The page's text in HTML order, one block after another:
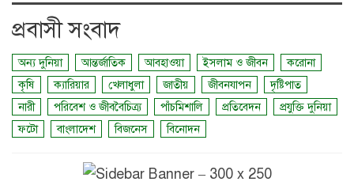
প্রবাসী সংবাদ
অন্য দুনিয়া আন্তর্জাতিক আবহাওয়া ইসলাম ও জীবন
করোনা
কৃষি
ক্যারিয়ার খেলাধুলা জাতীয় জীবনযাপন
দৃষ্টিপাত
নারী
পরিবেশ ও জীববৈচিত্র্য পাঁচমিশালি প্রতিবেদন
প্রযুক্তি দুনিয়া
ফটো
বাংলাদেশ বিজনেস বিনোদন